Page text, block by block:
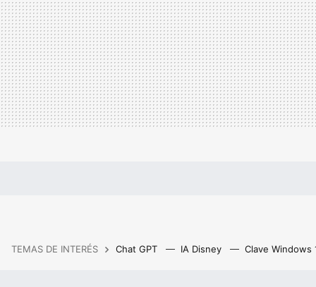
TEMAS DE INTERÉS Chat GPT IA Disney Clave Windows